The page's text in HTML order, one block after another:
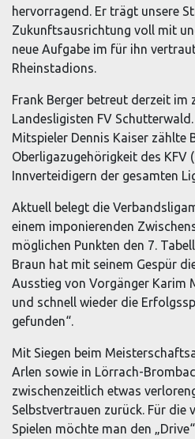
hervorragend. Er trägt unsere
Zukunftsausrichtung voll mit
neue Aufgabe im für ihn
Rheinstadions.
Frank Berger betreut derzeit im
Landesligisten FV
Mitspieler Dennis Kaiser zählte
Oberligazugehörigkeit des KFV
Innverteidigern der gesamten
Aktuell belegt die
einem imponierenden
möglichen Punkten den 7.
Braun hat mit seinem Gespür
Ausstieg von Vorgänger Karim
und schnell wieder die
gefunden“.
Mit Siegen beim
Arlen sowie in Lörrach-
zwischenzeitlich etwas
Selbstvertrauen zurück. Für die
Spielen möchte man den